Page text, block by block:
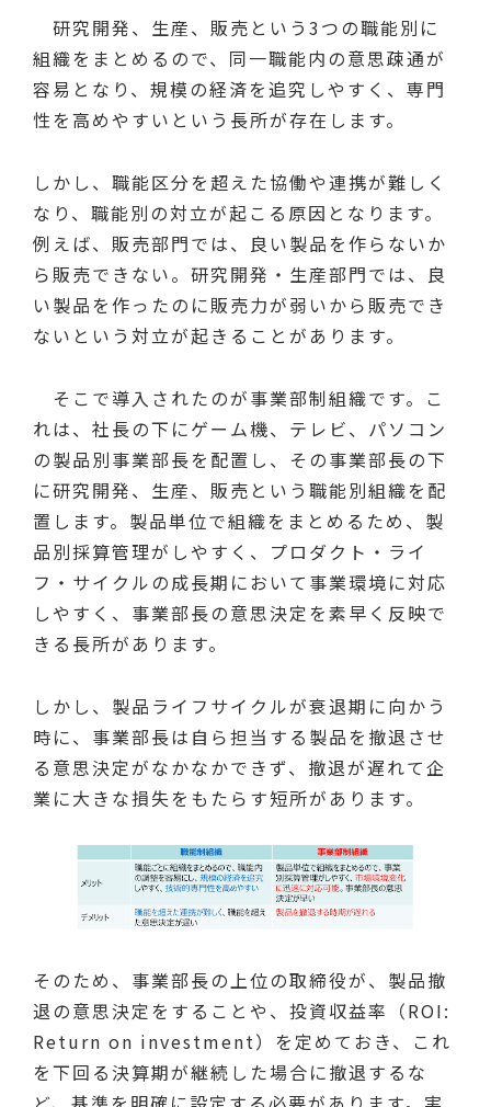
研究開発、生産、販売という3つの職能別に
組織をまとめるので、同一職能内の意思疎通が
容易となり、規模の経済を追究しやすく、専門
性を高めやすいという長所が存在します。
しかし、職能区分を超えた協働や連携が難しく
なり、職能別の対立が起こる原因となります。
例えば、販売部門では、良い製品を作らないか
ら販売できない。研究開発・生産部門では、良
い製品を作ったのに販売力が弱いから販売でき
ないという対立が起きることがあります。
そこで導入されたのが事業部制組織です。こ
れは、社長の下にゲーム機、テレビ、パソコン
の製品別事業部長を配置し、その事業部長の下
に研究開発、生産、販売という職能別組織を配
置します。製品単位で組織をまとめるため、製
品別採算管理がしやすく、プロダクト・ライ
フ・サイクルの成長期において事業環境に対応
しやすく、事業部長の意思決定を素早く反映で
きる長所があります。
しかし、製品ライフサイクルが衰退期に向かう
時に、事業部長は自ら担当する製品を撤退させ
る意思決定がなかなかできず、撤退が遅れて企
業に大きな損失をもたらす短所があります。
そのため、事業部長の上位の取締役が、製品撤
退の意思決定をすることや、投資収益率（ROI:
Return on investment）を定めておき、これ
を下回る決算期が継続した場合に撤退するな